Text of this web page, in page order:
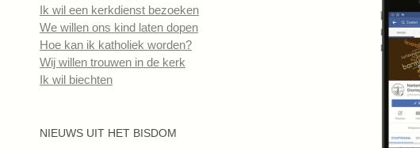
Ik wil een kerkdienst bezoeken
We willen ons kind laten dopen
Hoe kan ik katholiek worden?
Wij willen trouwen in de kerk
Ik wil biechten
NIEUWS UIT HET BISDOM